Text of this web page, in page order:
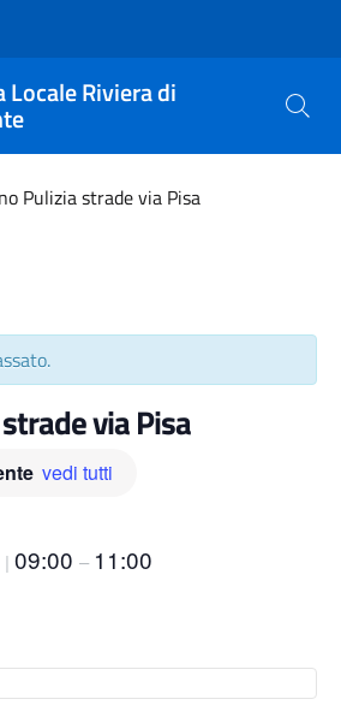
Locale Riviera di
Pulizia strade via Pisa
via Pisa
vedi tutti
| 09:00 – 11:00